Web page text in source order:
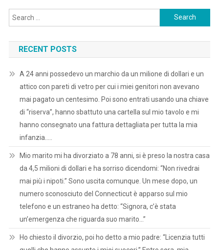
Search
for:
RECENT POSTS
A 24 anni possedevo un marchio da un milione di dollari e un
attico con pareti di vetro per cui i miei genitori non avevano
mai pagato un centesimo. Poi sono entrati usando una chiave
di “riserva”, hanno sbattuto una cartella sul mio tavolo e mi
hanno consegnato una fattura dettagliata per tutta la mia
infanzia…..
Mio marito mi ha divorziato a 78 anni, si è preso la nostra casa
da 4,5 milioni di dollari e ha sorriso dicendomi: “Non rivedrai
mai più i nipoti.” Sono uscita comunque. Un mese dopo, un
numero sconosciuto del Connecticut è apparso sul mio
telefono e un estraneo ha detto: “Signora, c’è stata
un’emergenza che riguarda suo marito…”
Ho chiesto il divorzio, poi ho detto a mio padre: “Licenzia tutti